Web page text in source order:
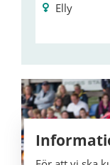
Elly